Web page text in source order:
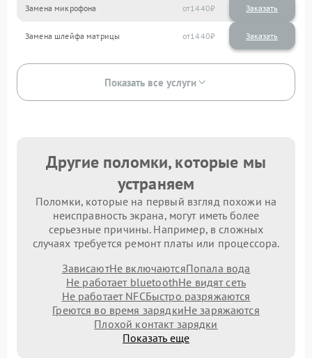
Замена микрофона 1440
Замена шлейфа матрицы 1440
Показать все услуги
Другие поломки, которые мы
устраняем
Поломки, которые на первый взгляд похожи на
неисправность экрана, могут иметь более
серьезные причины. Например, в сложных
случаях требуется ремонт платы или процессора.
ЗависаютНе включаютсяПопала вода
Не работает bluetoothНе видят сеть
Не работает NFCБыстро разряжаются
Греются во время зарядкиНе заряжаются
Плохой контакт зарядки
Показать еще